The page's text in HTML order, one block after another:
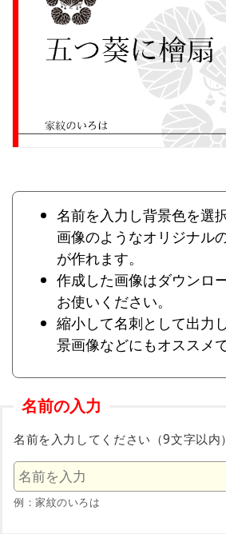
名前を入力し背景色を選
画像のようなオリジナル
が作れます。
作成した画像はダウンロ
お使いください。
縮小して名刺として出力
景画像などにもオススメで
名前の入力
名前を入力してください（9文字以内）
例：家紋のいろは